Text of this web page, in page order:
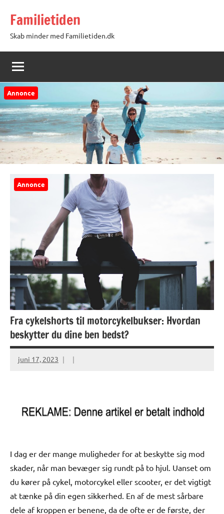
indhold
Familietiden
Skab minder med Familietiden.dk
Annonce
Annonce
Fra cykelshorts til motorcykelbukser: Hvordan
beskytter du dine ben bedst?
juni 17, 2023
I dag er der mange muligheder for at beskytte sig mod
skader, når man bevæger sig rundt på to hjul. Uanset om
du kører på cykel, motorcykel eller scooter, er det vigtigt
at tænke på din egen sikkerhed. En af de mest sårbare
dele af kroppen er benene, da de ofte er de første, der